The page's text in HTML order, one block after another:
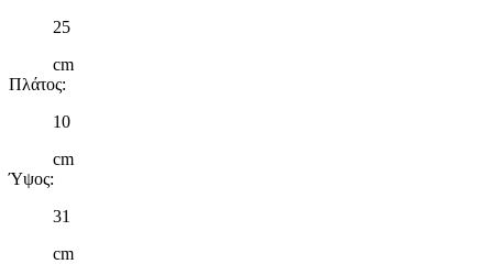
μας και την ανάπτυξη προϊόντων. Επίσης, κοινοποιούμε
τοποθεσίας μας στους συνεργάτες μέσων κοινωνικής
δικτύωσης, διαφημίσεων και ανάλυσης.
25
cm
Πλάτος:
10
cm
Ύψος:
31
cm